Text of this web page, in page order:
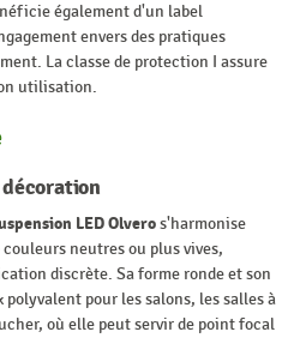
également d'un label
envers des pratiques
La classe de protection I assure
utilisation.
LED Olveros'harmonise
neutres ou plus vives,
discrète. Sa forme ronde et son
pour les salons, les salles à
où elle peut servir de point focal